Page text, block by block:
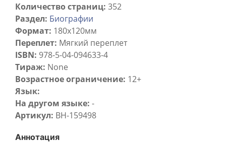
Количество страниц: 352
Раздел: Биографии
Формат: 180х120мм
Переплет: Мягкий переплет
ISBN: 978-5-04-094633-4
Тираж: None
Возрастное ограничение: 12+
Язык:
На другом языке: -
Артикул: BH-159498
Аннотация